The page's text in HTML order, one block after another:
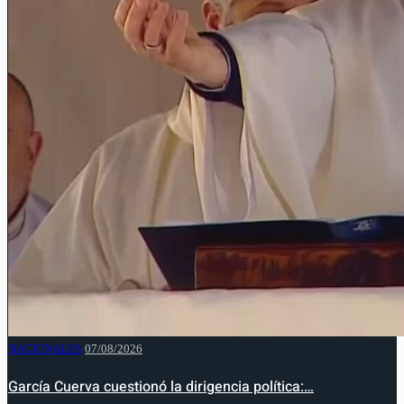
NACIONALES 07/08/2026
García Cuerva cuestionó la dirigencia política:…